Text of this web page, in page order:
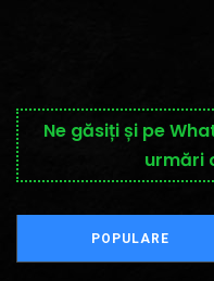
Ne găsiți și pe
urmări
POPULARE